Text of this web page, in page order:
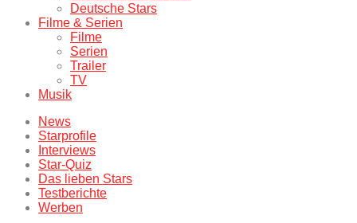
Deutsche Stars
Filme & Serien
Filme
Serien
Trailer
TV
Musik
News
Starprofile
Interviews
Star-Quiz
Das lieben Stars
Testberichte
Werben